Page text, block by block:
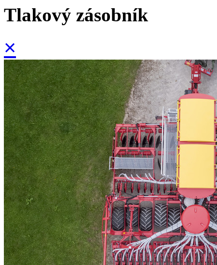
Tlakový zásobník
×